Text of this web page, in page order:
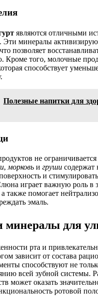
являются отличными
Эти минералы
позволяет
Кроме того, молочные
способствует
Полезные напитки для
не
,морковь и груши содержат
и стимулировать
играет важную роль в
также помогает
эмаль.
для
рта и
зависит от состава
способствуют не
всей зубной системы.
может оказать
ротовой